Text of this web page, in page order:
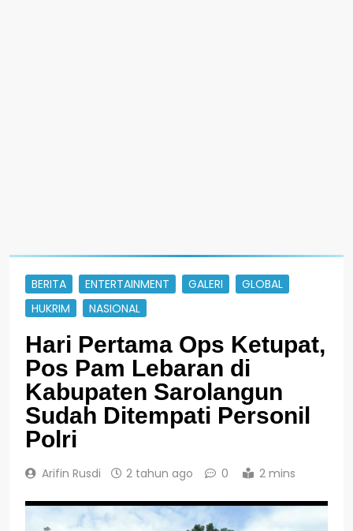
BERITA ENTERTAINMENT GALERI
GLOBAL
HUKRIM
NASIONAL
Hari Pertama Ops Ketupat,
Pos Pam Lebaran di
Kabupaten Sarolangun
Sudah Ditempati Personil
Polri
Arifin Rusdi 2 tahun ago 0 2 mins